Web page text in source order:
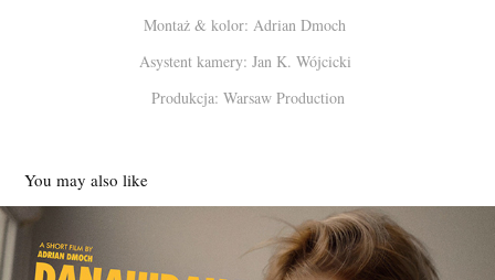
Montaż & kolor: Adrian Dmoch
Asystent kamery: Jan K. Wójcicki
Produkcja: Warsaw Production
You may also like